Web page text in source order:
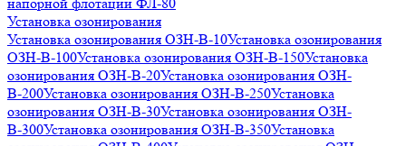
Установка озонирования
Установка озонирования ОЗН-В-10Установка озонирования
ОЗН-В-100Установка озонирования ОЗН-В-150Установка
озонирования ОЗН-В-20Установка озонирования ОЗН-
В-200Установка озонирования ОЗН-В-250Установка
озонирования ОЗН-В-30Установка озонирования ОЗН-
В-300Установка озонирования ОЗН-В-350Установка